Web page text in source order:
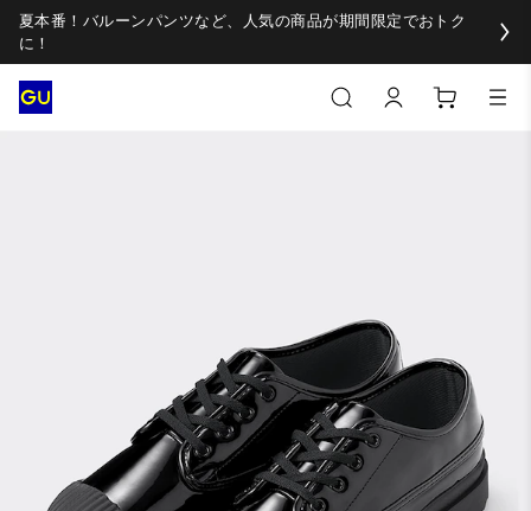
夏本番！バルーンパンツなど、人気の商品が期間限定でおトク
に！